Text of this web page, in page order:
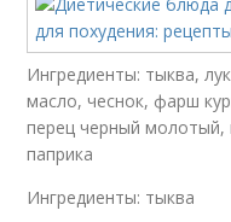
Ингредиенты: тыква,
масло, чеснок, фарш
перец черный
паприка
Ингредиенты: тыква